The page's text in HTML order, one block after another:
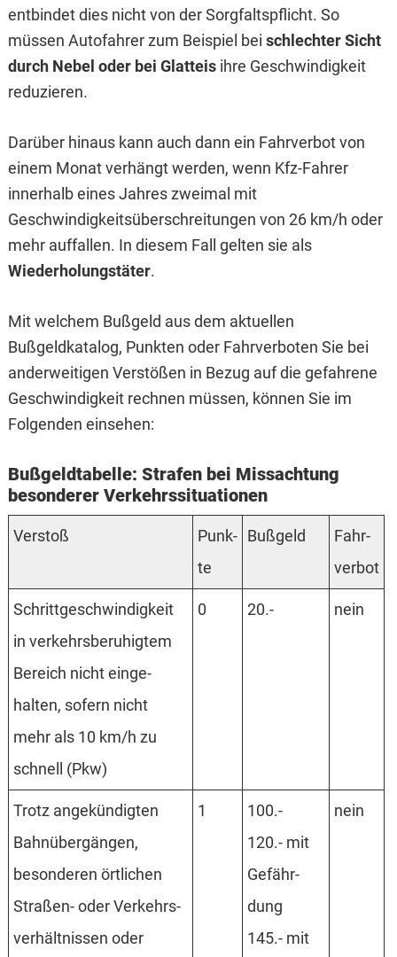
entbindet dies nicht von der Sorgfaltspflicht. So
müssen Autofahrer zum Beispiel bei schlechter Sicht
durch Nebel oder bei Glatteisihre Geschwindigkeit
reduzieren.
Darüber hinaus kann auch dann ein Fahrverbot von
einem Monat verhängt werden, wenn Kfz-Fahrer
innerhalb eines Jahres zweimal mit
Geschwindigkeitsüberschreitungen von 26 km/h oder
mehr auffallen. In diesem Fall gelten sie als
Wiederholungstäter.
Mit welchem Bußgeld aus dem aktuellen
Bußgeldkatalog, Punkten oder Fahrverboten Sie bei
anderweitigen Verstößen in Bezug auf die gefahrene
Geschwindigkeit rechnen müssen, können Sie im
Folgenden einsehen:
Bußgeldtabelle: Strafen bei Missachtung
besonderer Verkehrssituationen
Verstoß
Punk­
te
Buß­geld
Fahr­
verbot
Schritt­ge­schwin­digkeit
in verkehrs­beruhig­tem
Bereich nicht einge­
halten, sofern nicht
mehr als 10 km/h zu
schnell (Pkw)
0 20.- nein
Trotz ange­kündig­ten
Bahn­über­gängen,
beson­deren ört­lichen
Straßen- oder Verkehrs­
verhält­nissen oder
1
100.-
120.- mit
Gefähr­
dung
145.- mit
nein